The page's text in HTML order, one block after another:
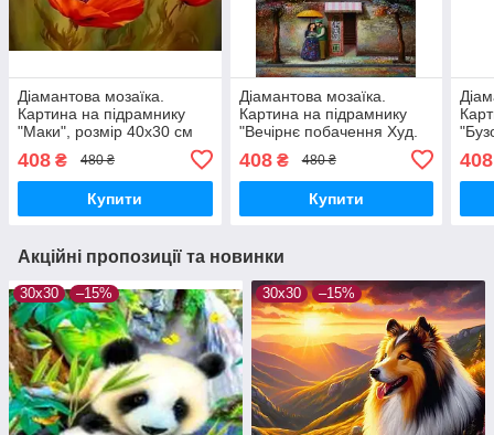
Діамантова мозаїка.
Картина на підрамнику
"Маки", розмір 40х30 см
408 ₴ 480 ₴
Купити
Діамантова мозаїка.
Картина на підрамнику
"Вечірнє побачення Худ.
Давід Мартіашвілі ", розмір
40х30 см
408₴ 480 ₴
Купити
408
Акційні пропозиції та новинки
30x30 –15% 30x30 –15%